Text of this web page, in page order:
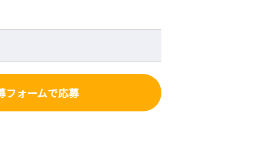
フォームで応募